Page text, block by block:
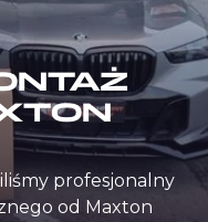
profesjonalny
od Maxton